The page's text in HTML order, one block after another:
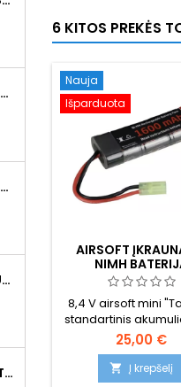
SPYRUOKLINIS PISTOLETAS WALTHER PPK/S
LUGER P08 GALINGAS METALINIS CO2 AIRSOFT PISTOLETAS - UMAREX LEGENDS
AIRSOFTINIS SPYRUOKLINIS PISTOLETAS WALTHER PPQ NAVY SU DUSLINTUVU
6MM AIRSOFT ŠRATAI - 2000 VNT., 0,20G, AUKŠTOS KOKYBĖS
6 KITOS PREKĖS
Nauja
Išparduota
AIRSOFT
NIMH
8,4 V airsoft mini
standartinis
25,00 €
 Į krepšelį